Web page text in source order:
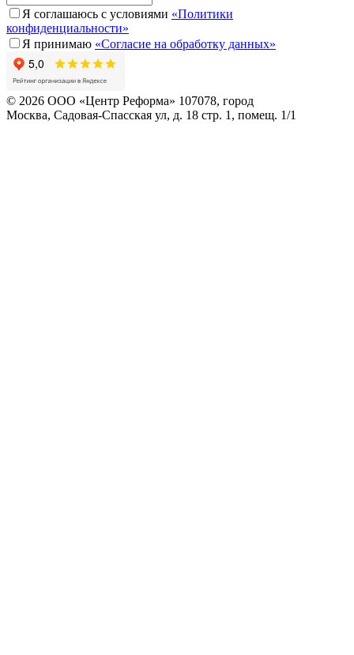
Я соглашаюсь с условиями «Политики
конфиденциальности»
Я принимаю «Согласие на обработку данных»
© 2026 ООО «Центр Реформа» 107078, город
Москва, Садовая-Спасская ул, д. 18 стр. 1, помещ. 1/1